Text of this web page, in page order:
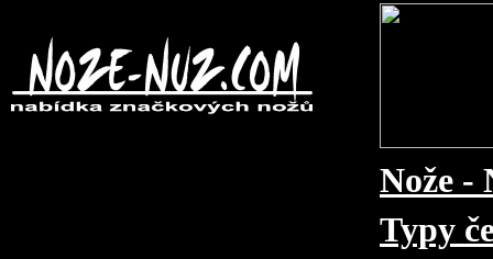
Nože -
Typy